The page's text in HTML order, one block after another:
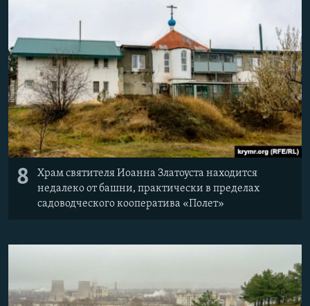
8
Храм святителя Иоанна Златоуста находится
недалеко от башни, практически в пределах
садоводческого кооператива «Полет»